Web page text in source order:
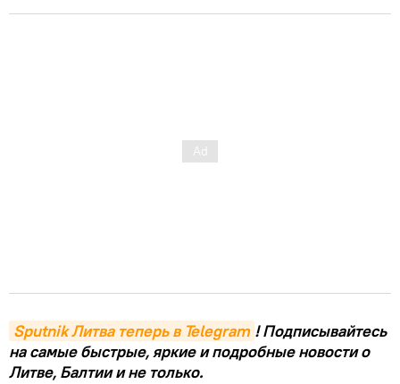
Sputnik Литва теперь в Telegram ! Подписывайтесь
на самые быстрые, яркие и подробные новости о
Литве, Балтии и не только.